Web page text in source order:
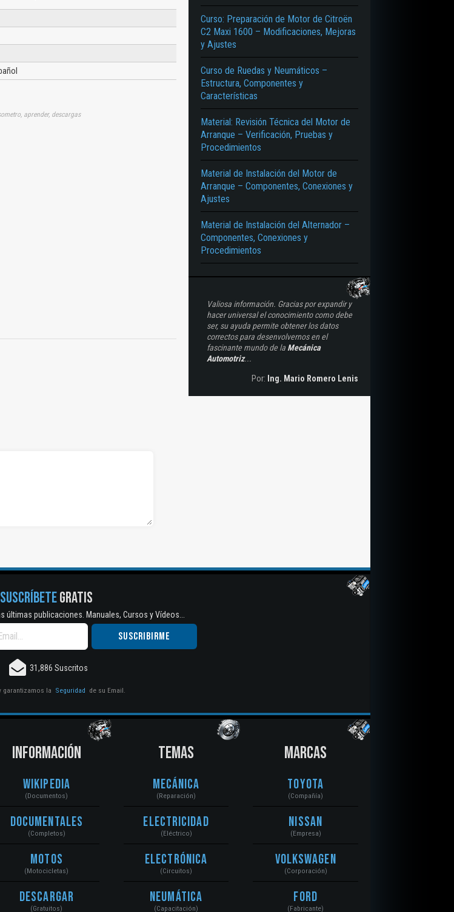
aprender, descargas
Curso: Preparación de Motor de Citroën
C2 Maxi 1600 – Modificaciones, Mejoras
y Ajustes
Curso de Ruedas y Neumáticos –
Estructura, Componentes y
Características
Material: Revisión Técnica del Motor de
Arranque – Verificación, Pruebas y
Procedimientos
Material de Instalación del Motor de
Arranque – Componentes, Conexiones y
Ajustes
Material de Instalación del Alternador –
Componentes, Conexiones y
Procedimientos
Valiosa información. Gracias por expandir y
hacer universal el conocimiento como debe
ser, su ayuda permite obtener los datos
correctos para desenvolvernos en el
fascinante mundo de la Mecánica
Automotriz...
Por: Ing. Mario Romero Lenis
SUSCRÍBETEGRATIS
últimas publicaciones. Manuales, Cursos y Vídeos...
31,886 Suscritos
garantizamos la Seguridad de su Email.
INFORMACIÓN
Wikipedia
(Documentos)
Documentales
(Completos)
Motos
(Motocicletas)
Descargar
(Gratuitos)
TEMAS
Mecánica
(Reparación)
Electricidad
(Eléctrico)
Electrónica
(Circuitos)
Neumática
(Capacitación)
MARCAS
Toyota
(Compañía)
Nissan
(Empresa)
Volkswagen
(Corporación)
Ford
(Fabricante)